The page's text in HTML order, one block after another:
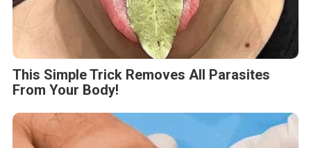
This Simple Trick Removes All Parasites
From Your Body!